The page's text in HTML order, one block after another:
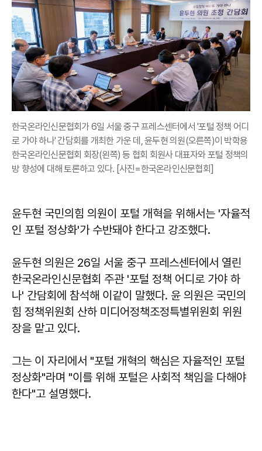
한국온라인신문협회가 6일 서울 중구 프레스센터에서 '포털 정책 어디
로 가야 하나' 간담회를 개최한 가운 데, 윤두현 의원(오른쪽)이 박학용
한국온라인신문협회 회장(왼쪽) 등 협회 회원사 대표자와 포털 정책의
방 향성에 대해 토론하고 있다. [사진=한국온라인신문협회]
윤두현 국민의힘 의원이 포털 개혁을 위해서는 '자율적
인 포털 정상화'가 수반돼야 한다고 강조했다.
윤두현 의원은 26일 서울 중구 프레스센터에서 열린
한국온라인신문협회 주관 '포털 정책 어디로 가야 하
나' 간담회에 참석해 이같이 말했다. 윤 의원은 국민의
힘 정책위원회 산하 미디어정책조정특별위원회 위원
장을 맡고 있다.
그는 이 자리에서 "포털 개혁의 핵심은 자율적인 포털
정상화"라며 "이를 위해 포털은 사회적 책임을 다해야
한다"고 설명했다.